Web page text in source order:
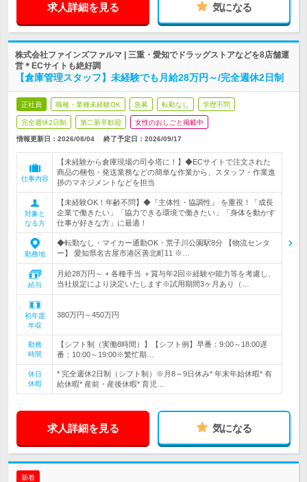
求人詳細を見る 気になる
株式会社ファインズファルマ | 三重・愛知でドラッグストアなどを8店舗運
営＊ECサイトも絶好調
【倉庫管理スタッフ】未経験でも月給28万円～/完全週休2日制
正社員 職種・業種未経験OK 急募 転勤なし 学歴不問
完全週休2日制 第二新卒歓迎 女性のおしごと掲載中
情報更新日：2026/08/04 終了予定日： 2026/09/17
仕事内容
【未経験から倉庫現場の司令塔に！】◆ECサイトで注文された
商品の梱包・発送業務などの簡単な作業から、スタッフ・作業進
捗のマネジメントなどを担当
対象と
なる方
【未経験OK！年齢不問】◆『主体性・協調性』 を重視！「成長
企業で働きたい」「協力できる環境で働きたい」「身体を動かす
仕事が好きな方」に最適！
勤務地
◆転勤なし・マイカー通勤OK・荒子川公園駅8分 【物流センタ
ー】 愛知県名古屋市港区善北町11 ※…
給与
月給28万円～ + 各種手当 ＋賞与年2回※経験や能力等を考慮し、
当社規定により決定いたします※試用期間3ヶ月あり（…
初年度
年収
380万円～450万円
勤務
時間
【シフト制（実働8時間）】【シフト例】早番：9:00～18:00遅
番：10:00～19:00※繁忙期…
休日
休暇
* 完全週休2日制（シフト制）※月8～9日休み* 年末年始休暇* 有
給休暇* 産前・産後休暇* 育児…
求人詳細を見る 気になる
新着